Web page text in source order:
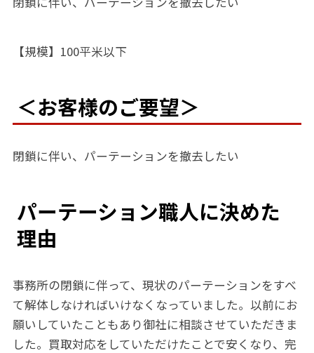
【規模】100平米以下
＜お客様のご要望＞
閉鎖に伴い、パーテーションを撤去したい
パーテーション職人に決めた
理由
事務所の閉鎖に伴って、現状のパーテーションをすべ
て解体しなければいけなくなっていました。以前にお
願いしていたこともあり御社に相談させていただきま
した。買取対応をしていただけたことで安くなり、完